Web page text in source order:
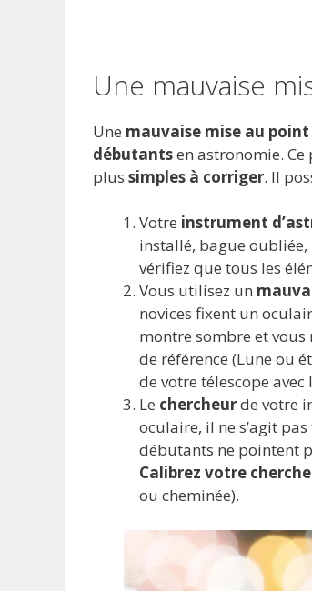
Une mauvaise
Une mauvaise mise au point
débutantsen astronomie.
plus simples à corriger. Il
Votre instrument
installé, bague
vérifiez que tous les
Vous utilisez un
novices fixent un
montre sombre et vous
de référence (Lune ou
de votre télescope avec
Le chercheurde votre
oculaire, il ne s’agit
débutants ne pointent
Calibrez votre
ou cheminée).